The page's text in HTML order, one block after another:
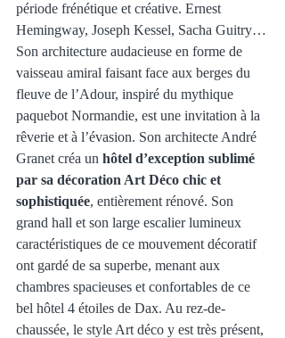
période frénétique et créative. Ernest
Hemingway, Joseph Kessel, Sacha Guitry…
Son architecture audacieuse en forme de
vaisseau amiral faisant face aux berges du
fleuve de l’Adour, inspiré du mythique
paquebot Normandie, est une invitation à la
rêverie et à l’évasion. Son architecte André
Granet créa un hôtel d’exception sublimé
par sa décoration Art Déco chic et
sophistiquée, entièrement rénové. Son
grand hall et son large escalier lumineux
caractéristiques de ce mouvement décoratif
ont gardé de sa superbe, menant aux
chambres spacieuses et confortables de ce
bel hôtel 4 étoiles de Dax. Au rez-de-
chaussée, le style Art déco y est très présent,